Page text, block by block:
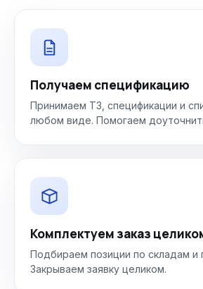
Получаем спецификацию
Принимаем ТЗ, спецификации и
любом виде. Помогаем
Комплектуем заказ
Подбираем позиции по складам и
Закрываем заявку целиком.